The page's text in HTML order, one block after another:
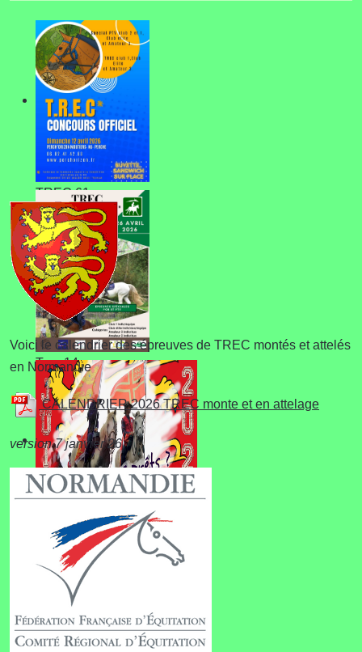
TREC 61
Trec 14
Championnat de
Normandie
Voici le calendrier des épreuves de TREC montés et attelés
en Normandie
CALENDRIER 2026 TREC monte et en attelage
version 7 janvier 26